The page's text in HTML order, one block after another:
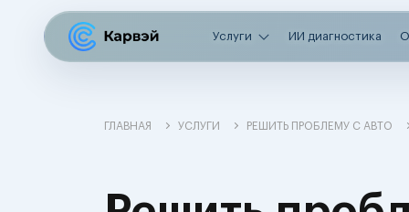
Услуги ИИ диагностика
ГЛАВНАЯ УСЛУГИ РЕШИТЬ ПРОБЛЕМУ С АВТО